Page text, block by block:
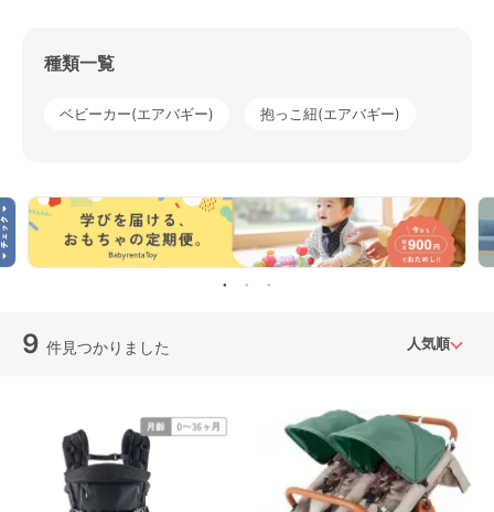
種類一覧
ベビーカー(エアバギー) 抱っこ紐(エアバギー)
9 件見つかりました